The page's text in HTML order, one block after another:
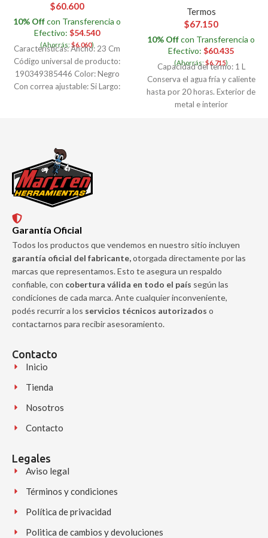
$60.600
10% Offcon Transferencia o
Efectivo: $54.540
(Ahorrás: $6.060)
Características: Ancho: 23 Cm
Código universal de producto:
190349385446 Color: Negro
Con correa ajustable: Si Largo:
Termos
$67.150
10% Offcon Transferencia o
Efectivo: $60.435
(Ahorrás: $6.715)
Capacidad del termo: 1 L
Conserva el agua fría y caliente
hasta por 20 horas. Exterior de
metal e interior
Garantía Oficial
Todos los productos que vendemos en nuestro sitio incluyen
garantía oficial del fabricante,otorgada directamente por las
marcas que representamos. Esto te asegura un respaldo
confiable, con cobertura válida en todo el país según las
condiciones de cada marca. Ante cualquier inconveniente,
podés recurrir a los servicios técnicos autorizados o
contactarnos para recibir asesoramiento.
Contacto
Inicio
Tienda
Nosotros
Contacto
Legales
Aviso legal
Términos y condiciones
Política de privacidad
Politica de cambios y devoluciones